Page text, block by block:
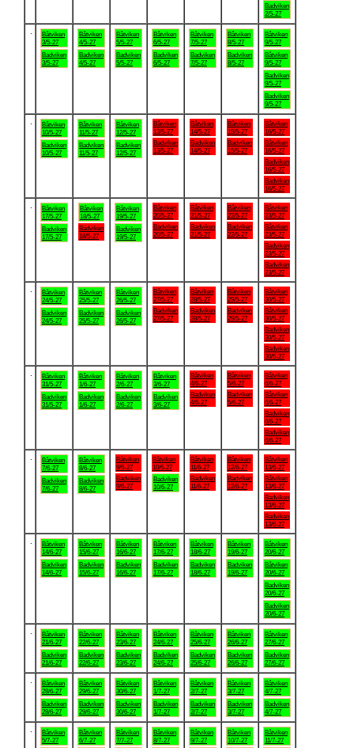
Badviken
2/5-27
Båtviken
3/5-27
Badviken
3/5-27
Båtviken
4/5-27
Badviken
4/5-27
Båtviken
5/5-27
Badviken
5/5-27
Båtviken
6/5-27
Badviken
6/5-27
Båtviken
7/5-27
Badviken
7/5-27
Båtviken
8/5-27
Badviken
8/5-27
Båtviken
9/5-27
Båtviken
9/5-27
Badviken
9/5-27
Badviken
9/5-27
Båtviken
10/5-27
Badviken
10/5-27
Båtviken
11/5-27
Badviken
11/5-27
Båtviken
12/5-27
Badviken
12/5-27
Båtviken
13/5-27
Badviken
13/5-27
Båtviken
14/5-27
Badviken
14/5-27
Båtviken
15/5-27
Badviken
15/5-27
Båtviken
16/5-27
Båtviken
16/5-27
Badviken
16/5-27
Badviken
16/5-27
Båtviken
17/5-27
Badviken
17/5-27
Båtviken
18/5-27
Badviken
18/5-27
Båtviken
19/5-27
Badviken
19/5-27
Båtviken
20/5-27
Badviken
20/5-27
Båtviken
21/5-27
Badviken
21/5-27
Båtviken
22/5-27
Badviken
22/5-27
Båtviken
23/5-27
Båtviken
23/5-27
Badviken
23/5-27
Badviken
23/5-27
Båtviken
24/5-27
Badviken
24/5-27
Båtviken
25/5-27
Badviken
25/5-27
Båtviken
26/5-27
Badviken
26/5-27
Båtviken
27/5-27
Badviken
27/5-27
Båtviken
28/5-27
Badviken
28/5-27
Båtviken
29/5-27
Badviken
29/5-27
Båtviken
30/5-27
Båtviken
30/5-27
Badviken
30/5-27
Badviken
30/5-27
Båtviken
31/5-27
Badviken
31/5-27
Båtviken
1/6-27
Badviken
1/6-27
Båtviken
2/6-27
Badviken
2/6-27
Båtviken
3/6-27
Badviken
3/6-27
Båtviken
4/6-27
Badviken
4/6-27
Båtviken
5/6-27
Badviken
5/6-27
Båtviken
6/6-27
Båtviken
6/6-27
Badviken
6/6-27
Badviken
6/6-27
Båtviken
7/6-27
Badviken
7/6-27
Båtviken
8/6-27
Badviken
8/6-27
Båtviken
9/6-27
Badviken
9/6-27
Båtviken
10/6-27
Badviken
10/6-27
Båtviken
11/6-27
Badviken
11/6-27
Båtviken
12/6-27
Badviken
12/6-27
Båtviken
13/6-27
Båtviken
13/6-27
Badviken
13/6-27
Badviken
13/6-27
Båtviken
14/6-27
Badviken
14/6-27
Båtviken
15/6-27
Badviken
15/6-27
Båtviken
16/6-27
Badviken
16/6-27
Båtviken
17/6-27
Badviken
17/6-27
Båtviken
18/6-27
Badviken
18/6-27
Båtviken
19/6-27
Badviken
19/6-27
Båtviken
20/6-27
Båtviken
20/6-27
Badviken
20/6-27
Badviken
20/6-27
Båtviken
21/6-27
Badviken
21/6-27
Båtviken
22/6-27
Badviken
22/6-27
Båtviken
23/6-27
Badviken
23/6-27
Båtviken
24/6-27
Badviken
24/6-27
Båtviken
25/6-27
Badviken
25/6-27
Båtviken
26/6-27
Badviken
26/6-27
Båtviken
27/6-27
Badviken
27/6-27
Båtviken
28/6-27
Badviken
28/6-27
Båtviken
29/6-27
Badviken
29/6-27
Båtviken
30/6-27
Badviken
30/6-27
Båtviken
1/7-27
Badviken
1/7-27
Båtviken
2/7-27
Badviken
2/7-27
Båtviken
3/7-27
Badviken
3/7-27
Båtviken
4/7-27
Badviken
4/7-27
Båtviken
5/7-27
Båtviken
6/7-27
Båtviken
7/7-27
Båtviken
8/7-27
Båtviken
9/7-27
Båtviken
10/7-27
Båtviken
11/7-27